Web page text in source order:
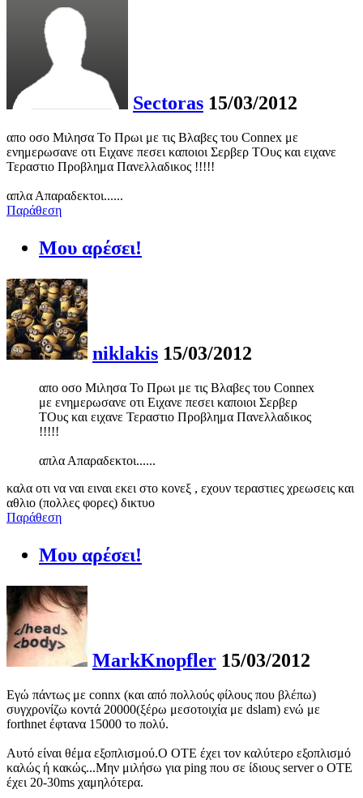
Sectoras 15/03/2012
απο οσο Μιλησα Το Πρωι με τις Βλαβες του Connex με
ενημερωσανε οτι Ειχανε πεσει καποιοι Σερβερ ΤΟυς και ειχανε
Τεραστιο Προβλημα Πανελλαδικος !!!!!
απλα Απαραδεκτοι......
Παράθεση
Μου αρέσει!
niklakis 15/03/2012
απο οσο Μιλησα Το Πρωι με τις Βλαβες του Connex
με ενημερωσανε οτι Ειχανε πεσει καποιοι Σερβερ
ΤΟυς και ειχανε Τεραστιο Προβλημα Πανελλαδικος
!!!!!
απλα Απαραδεκτοι......
καλα οτι να ναι ειναι εκει στο κονεξ , εχουν τεραστιες χρεωσεις και
αθλιο (πολλες φορες) δικτυο
Παράθεση
Μου αρέσει!
MarkKnopfler 15/03/2012
Εγώ πάντως με connx (και από πολλούς φίλους που βλέπω)
συγχρονίζω κοντά 20000(ξέρω μεσοτοιχία με dslam) ενώ με
forthnet έφτανα 15000 το πολύ.
Αυτό είναι θέμα εξοπλισμού.Ο ΟΤΕ έχει τον καλύτερο εξοπλισμό
καλώς ή κακώς...Μην μιλήσω για ping που σε ίδιους server o OTE
έχει 20-30ms χαμηλότερα.